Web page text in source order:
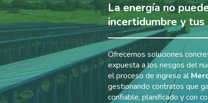
La energía no
incertidumbre y
Ofrecemos soluciones
expuesta a los riesgos del
el proceso de ingreso al
gestionando contratos que
confiable, planificado y con